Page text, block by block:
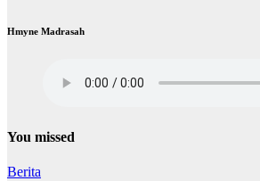
Hmyne Madrasah
You missed
Berita